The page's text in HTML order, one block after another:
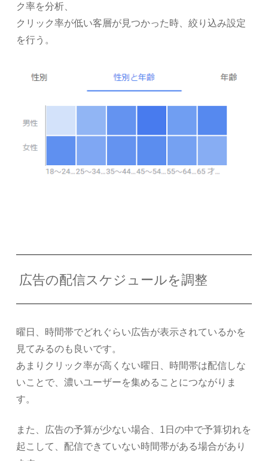
ク率を分析、
クリック率が低い客層が見つかった時、絞り込み設定
を行う。
広告の配信スケジュールを調整
曜日、時間帯でどれぐらい広告が表示されているかを
見てみるのも良いです。
あまりクリック率が高くない曜日、時間帯は配信しな
いことで、濃いユーザーを集めることにつながりま
す。
また、広告の予算が少ない場合、1日の中で予算切れを
起こして、配信できていない時間帯がある場合があり